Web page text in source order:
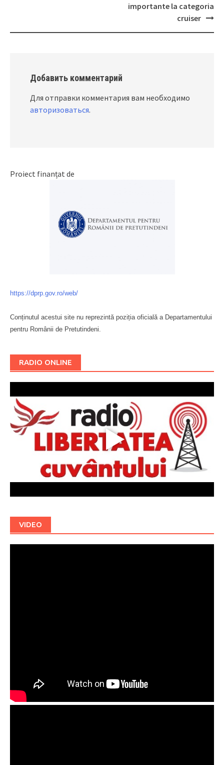
importante la categoria
cruiser
Добавить комментарий
Для отправки комментария вам необходимо
авторизоваться.
Proiect finanțat de
https://dprp.gov.ro/web/
Conținutul acestui site nu reprezintă poziția oficială a Departamentului
pentru Românii de Pretutindeni.
RADIO ONLINE
VIDEO